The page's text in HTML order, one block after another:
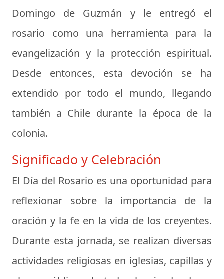
Domingo de Guzmán y le entregó el
rosario como una herramienta para la
evangelización y la protección espiritual.
Desde entonces, esta devoción se ha
extendido por todo el mundo, llegando
también a Chile durante la época de la
colonia.
Significado y Celebración
El Día del Rosario es una oportunidad para
reflexionar sobre la importancia de la
oración y la fe en la vida de los creyentes.
Durante esta jornada, se realizan diversas
actividades religiosas en iglesias, capillas y